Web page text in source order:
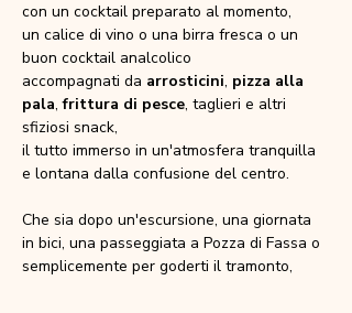
con un cocktail preparato al momento,
un calice di vino o una birra fresca o un
buon cocktail analcolico
accompagnati da arrosticini, pizza alla
pala, frittura di pesce, taglieri e altri
sfiziosi snack,
il tutto immerso in un'atmosfera tranquilla
e lontana dalla confusione del centro.
Che sia dopo un'escursione, una giornata
in bici, una passeggiata a Pozza di Fassa o
semplicemente per goderti il tramonto,